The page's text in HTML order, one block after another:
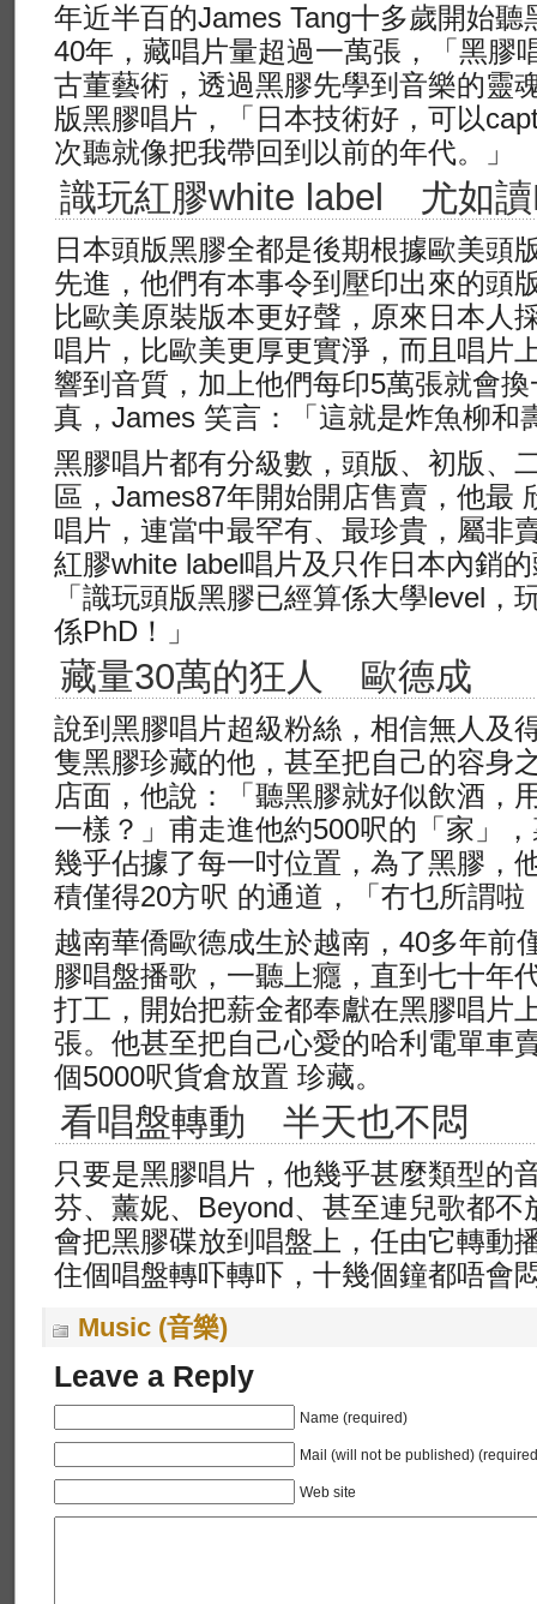
年近半百的James Tang十多歲開始
40年，藏唱片量超過一萬張，「黑膠
古董藝術，透過黑膠先學到音樂的靈
版黑膠唱片，「日本技術好，可以
次聽就像把我帶回到以前的年代。」
識玩紅膠white label 尤如
日本頭版黑膠全都是後期根據歐美頭
先進，他們有本事令到壓印出來的頭
比歐美原裝版本更好聲，原來日本人
唱片，比歐美更厚更實淨，而且唱片
響到音質，加上他們每印5萬張就會
真，James 笑言：「這就是炸魚柳和
黑膠唱片都有分級數，頭版、初版
區，James87年開始開店售賣，他最
唱片，連當中最罕有、最珍貴，屬非
紅膠white label唱片及只作日本內銷
「識玩頭版黑膠已經算係大學level，
係PhD！」
藏量30萬的狂人 歐德成
說到黑膠唱片超級粉絲，相信無人及
隻黑膠珍藏的他，甚至把自己的容身
店面，他說：「聽黑膠就好似飲酒，
一樣？」甫走進他約500呎的「家」
幾乎佔據了每一吋位置，為了黑膠，
積僅得20方呎 的通道，「冇乜所謂啦
越南華僑歐德成生於越南，40多年前
膠唱盤播歌，一聽上癮，直到七十年
打工，開始把薪金都奉獻在黑膠唱片
張。他甚至把自己心愛的哈利電單車
個5000呎貨倉放置 珍藏。
看唱盤轉動 半天也不悶
只要是黑膠唱片，他幾乎甚麼類型的
芬、薰妮、Beyond、甚至連兒歌都不
會把黑膠碟放到唱盤上，任由它轉動
住個唱盤轉吓轉吓，十幾個鐘都唔會
Music (音樂)
Leave a Reply
Name (required)
Mail (will not be published)
Web site